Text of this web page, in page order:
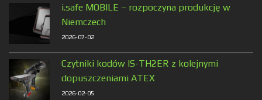
i.safe MOBILE – rozpoczyna produkcję w
Niemczech
2026-07-02
Czytniki kodów IS-TH2ER z kolejnymi
dopuszczeniami ATEX
2026-02-05